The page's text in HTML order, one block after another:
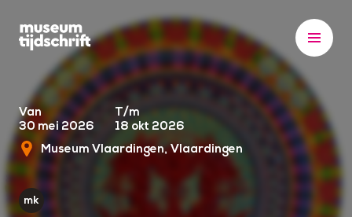
o
n
Van
30 mei 2026
T/m
18 okt 2026
Museum Vlaardingen Vlaardingen